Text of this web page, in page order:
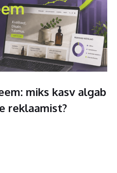
miks kasv algab
reklaamist?